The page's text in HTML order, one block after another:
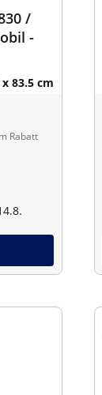
/
-
83.5 cm
Rabatt